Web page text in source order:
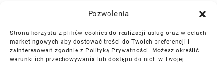
Pozwolenia
Strona korzysta z plików cookies do realizacji usług oraz w celach
marketingowych aby dostować treści do Twoich preferencji i
zainteresowań zgodnie z Polityką Prywatności. Możesz określić
warunki ich przechowywania lub dostępu do nich w Twojej
Najlepszej Jakości Części Samochodowe z Gwarancją Dożywotnią!*
Gwarancja i Zwroty